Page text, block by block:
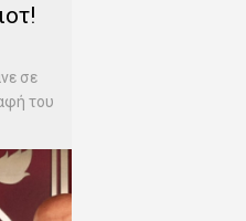
σε
του